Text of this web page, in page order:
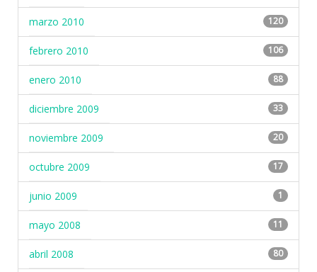
marzo 2010 120
febrero 2010 106
enero 2010 88
diciembre 2009 33
noviembre 2009 20
octubre 2009 17
junio 2009 1
mayo 2008 11
abril 2008 80